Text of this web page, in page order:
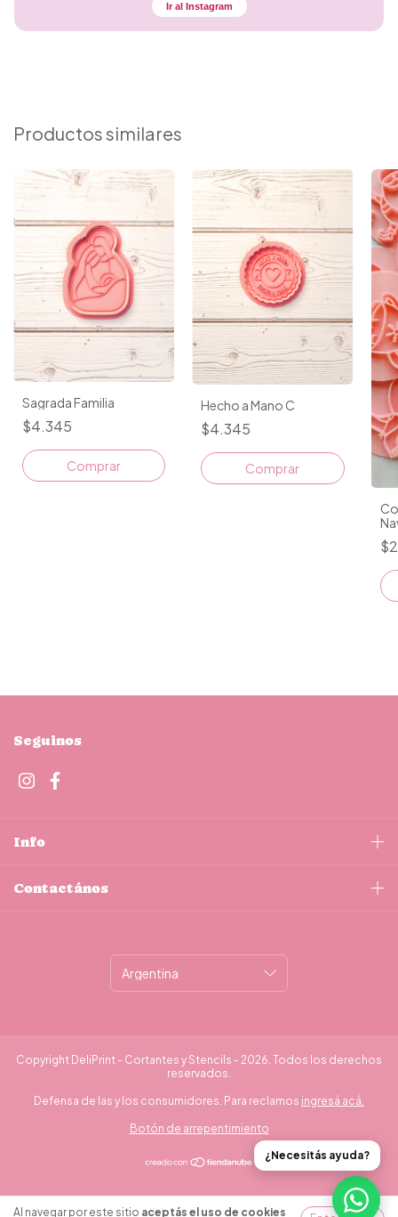
Al navegar por este sitio aceptás el uso de cookies
Ir al Instagram
Productos similares
Sagrada Familia
$4.345
Comprar
Hecho a Mano C
$4.345
Comprar
Seguinos
Info
Contactános
Copyright DeliPrint - Cortantes y Stencils - 2026. Todos los derechos
reservados.
Defensa de las y los consumidores. Para reclamos ingresá acá.
Botón de arrepentimiento
¿Necesitás ayuda?